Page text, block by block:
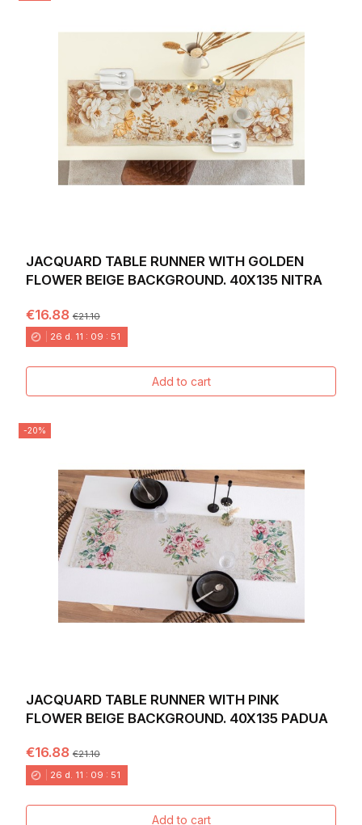
JACQUARD TABLE RUNNER WITH GOLDEN
FLOWER BEIGE BACKGROUND. 40X135 NITRA
€16.88€21.10
26 d. 11 : 09 : 49
Add to cart
-20%
JACQUARD TABLE RUNNER WITH PINK
FLOWER BEIGE BACKGROUND. 40X135 PADUA
€16.88€21.10
26 d. 11 : 09 : 49
Add to cart